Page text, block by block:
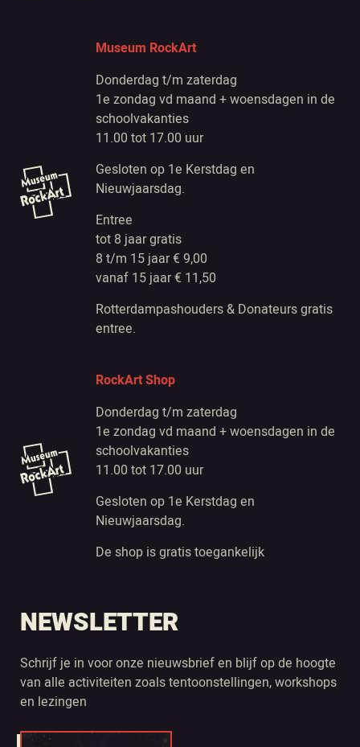
Museum RockArt
Donderdag t/m zaterdag
1e zondag vd maand + woensdagen in de
schoolvakanties
11.00 tot 17.00 uur
Gesloten op 1e Kerstdag en
Nieuwjaarsdag.
Entree
tot 8 jaar gratis
8 t/m 15 jaar € 9,00
vanaf 15 jaar € 11,50
Rotterdampashouders & Donateurs gratis
entree.
RockArt Shop
Donderdag t/m zaterdag
1e zondag vd maand + woensdagen in de
schoolvakanties
11.00 tot 17.00 uur
Gesloten op 1e Kerstdag en
Nieuwjaarsdag.
De shop is gratis toegankelijk
NEWSLETTER
Schrijf je in voor onze nieuwsbrief en blijf op de hoogte
van alle activiteiten zoals tentoonstellingen, workshops
en lezingen